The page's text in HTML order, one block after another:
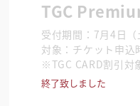
TGC
受付期間：7月4日
対象：チケット申
※TGC CARD割引対
終了致しました